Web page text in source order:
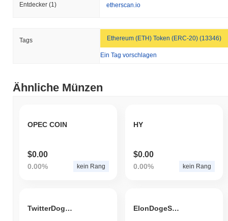
Entdecker (1) etherscan.io
Tags Ethereum (ETH) Token (ERC-20) (13346)
Ein Tag vorschlagen
Ähnliche Münzen
OPEC COIN
$0.00
0.00% kein Rang
HY
$0.00
0.00% kein Rang
TwitterDoge AI ElonDogeStyle